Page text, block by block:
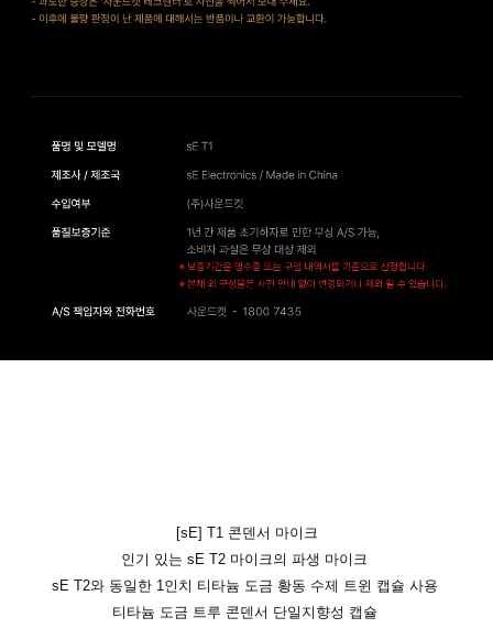
[sE] T1 콘덴서 마이크
인기 있는 sE T2 마이크의 파생 마이크
sE T2와 동일한 1인치 티타늄 도금 황동 수제 트윈 캡슐 사용
티타늄 도금 트루 콘덴서 단일지향성 캡슐